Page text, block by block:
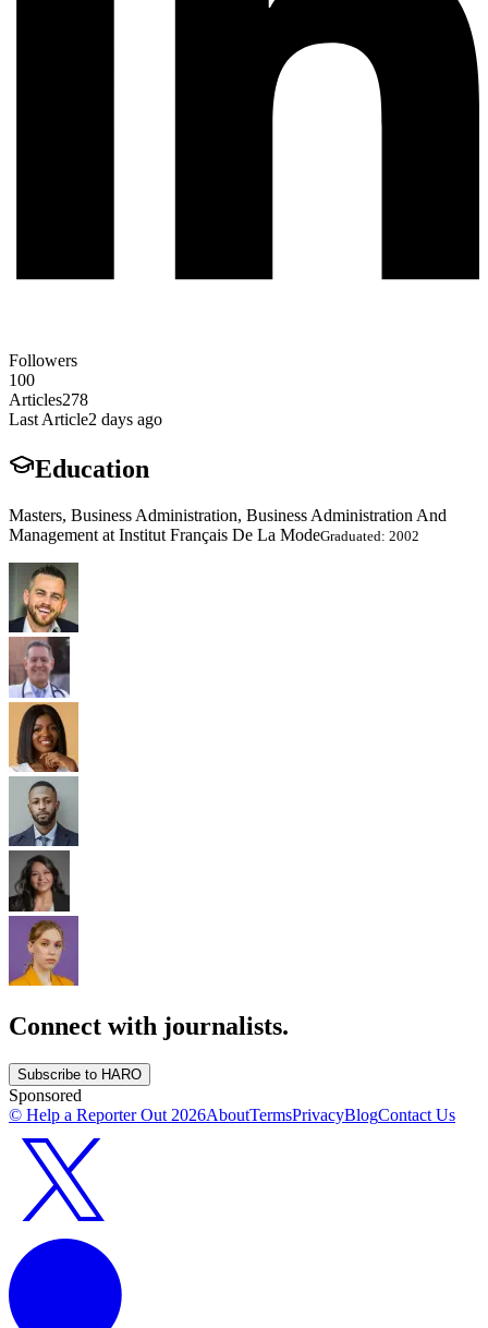
Followers
100
Articles278
Last Article2 days ago
Education
Masters, Business Administration, Business Administration And
Management at Institut Français De La ModeGraduated: 2002
Connect with journalists.
Subscribe to HARO
Sponsored
© Help a Reporter Out 2026AboutTermsPrivacyBlogContact Us